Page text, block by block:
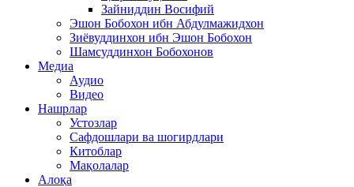
Зайниддин Восифий
Эшон Бобохон ибн Абдулмажидхон
Зиёвуддинхон ибн Эшон Бобохон
Шамсуддинхон Бобохонов
Медиа
Аудио
Видео
Нашрлар
Устозлар
Сафдошлари ва шогирдлари
Китоблар
Мақолалар
Алоқа